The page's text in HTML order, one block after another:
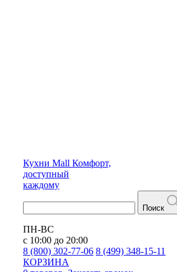
Кухни Mall Комфорт,
доступный
каждому
Поиск
ПН-ВС
с 10:00 до 20:00
8 (800) 302-77-06 8 (499) 348-15-11
КОРЗИНА